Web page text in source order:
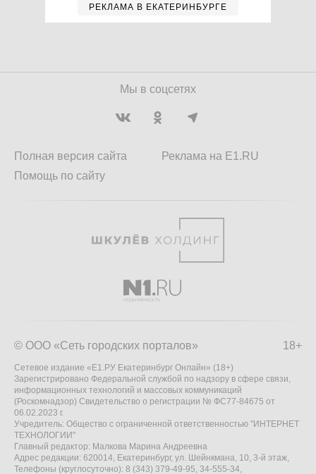
РЕКЛАМА В ЕКАТЕРИНБУРГЕ
Мы в соцсетях
Полная версия сайта
Помощь по сайту
Реклама на E1.RU
18+
© ООО «Сеть городских порталов»
Сетевое издание «Е1.РУ Екатеринбург Онлайн» (18+)
Зарегистрировано Федеральной службой по надзору в сфере связи,
информационных технологий и массовых коммуникаций
(Роскомнадзор) Свидетельство о регистрации № ФС77-84675 от
06.02.2023 г.
Учредитель: Общество с ограниченной ответственностью "ИНТЕРНЕТ
ТЕХНОЛОГИИ"
Главный редактор: Малкова Марина Андреевна
Адрес редакции: 620014, Екатеринбург, ул. Шейнкмана, 10, 3-й этаж,
Телефоны (круглосуточно): 8 (343) 379-49-95, 34-555-34,